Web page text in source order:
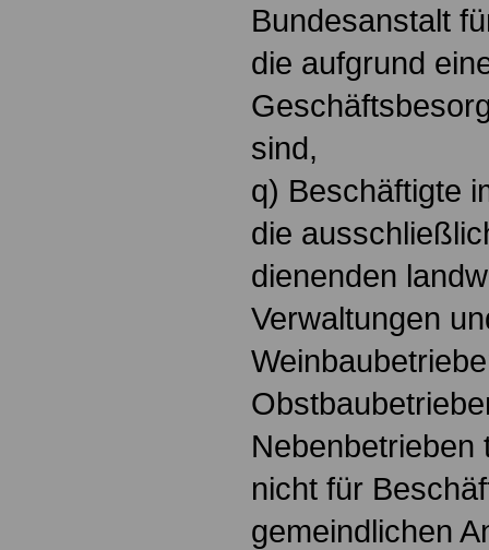
Bundesanstalt
die aufgrund
sind,
q) Beschäftigte
die
dienenden
Verwaltungen
Nebenbetrieben
nicht für
gemeindlichen